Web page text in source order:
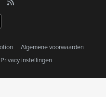
Algemene voorwaarden
Privacy instellingen